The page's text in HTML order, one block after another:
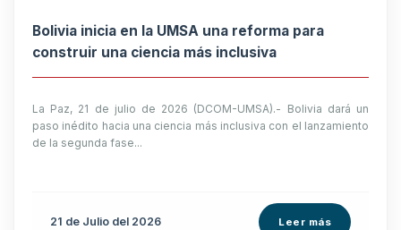
Bolivia inicia en la UMSA una reforma para
construir una ciencia más inclusiva
La Paz, 21 de julio de 2026 (DCOM-UMSA).- Bolivia dará un
paso inédito hacia una ciencia más inclusiva con el lanzamiento
de la segunda fase...
21 de Julio del 2026 Leer más